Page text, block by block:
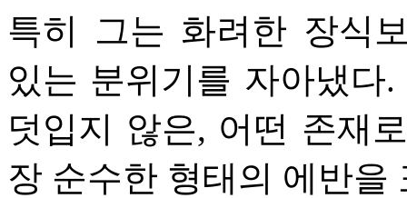
특히 그는 화려한 장식
있는 분위기를 자아냈다
덧입지 않은, 어떤 존재
장 순수한 형태의 에반을